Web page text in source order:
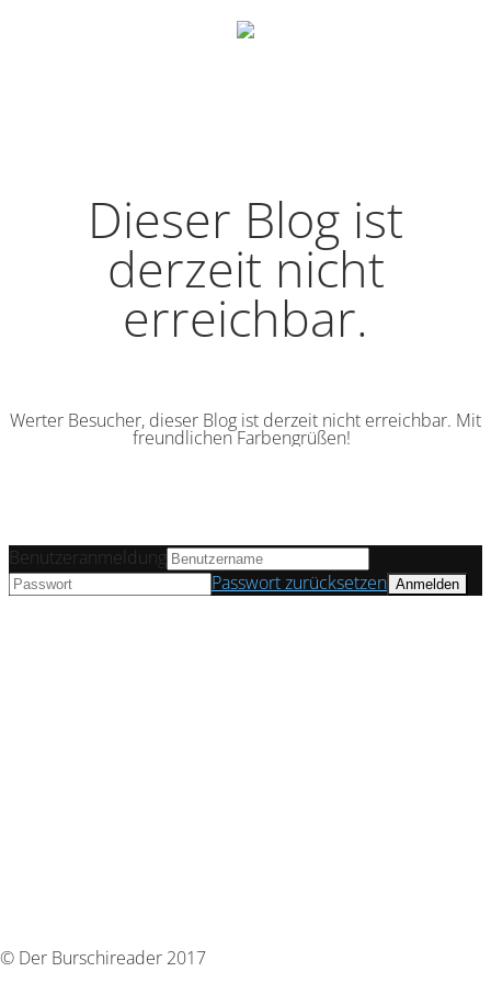
Dieser Blog ist
derzeit nicht
erreichbar.
Werter Besucher, dieser Blog ist derzeit nicht erreichbar. Mit
freundlichen Farbengrüßen!
© Der Burschireader 2017
Benutzeranmeldung
Passwort zurücksetzen